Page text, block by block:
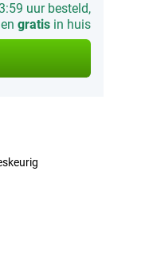
uur besteld,
gratisin huis